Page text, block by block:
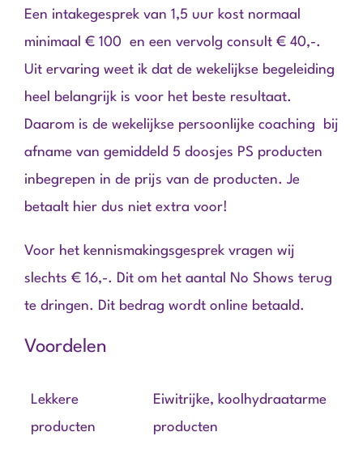
Een intakegesprek van 1,5 uur kost normaal
minimaal € 100 en een vervolg consult € 40,-.
Uit ervaring weet ik dat de wekelijkse begeleiding
heel belangrijk is voor het beste resultaat.
Daarom is de wekelijkse persoonlijke coaching bij
afname van gemiddeld 5 doosjes PS producten
inbegrepen in de prijs van de producten. Je
betaalt hier dus niet extra voor!
Voor het kennismakingsgesprek vragen wij
slechts € 16,-. Dit om het aantal No Shows terug
te dringen. Dit bedrag wordt online betaald.
Voordelen
Lekkere
producten
Eiwitrijke, koolhydraatarme
producten